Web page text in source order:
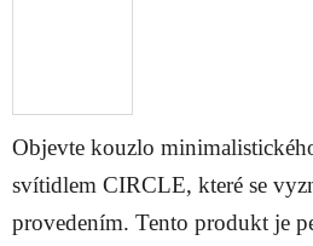
Objevte kouzlo
svítidlem CIRCLE, které se
provedením. Tento produkt je